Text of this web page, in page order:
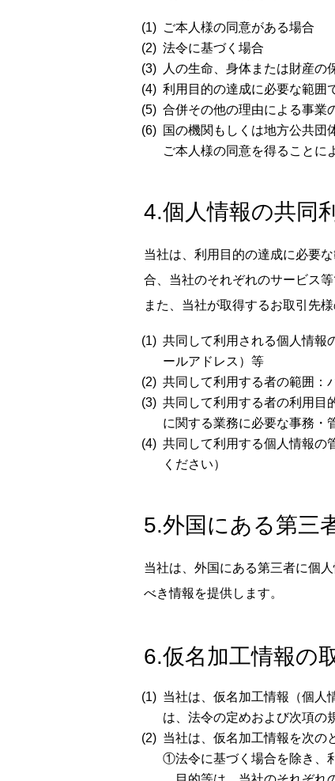
ご本人様の同意がある場合
法令に基づく場合
人の生命、身体または財産の
利用目的の達成に必要な範囲
合併その他の理由による事業
国の機関もしくは地方公共団
ご本人様の同意を得ることに
4.個人情報の共同
当社は、利用目的の達成に必要
合、当社のそれぞれのサービス
また、当社が取得するお取引先
共同して利用される個人情報
ールアドレス）等
共同して利用する者の範囲：
共同して利用する者の利用目
に関する業務に必要な事務・
共同して利用する個人情報の
ください）
5.外国にある第三
当社は、外国にある第三者に個
べき情報を提供します。
6.仮名加工情報の
当社は、仮名加工情報（個人
は、法令の定めおよび次項の
当社は、仮名加工情報を次の
①法令に基づく場合を除き、